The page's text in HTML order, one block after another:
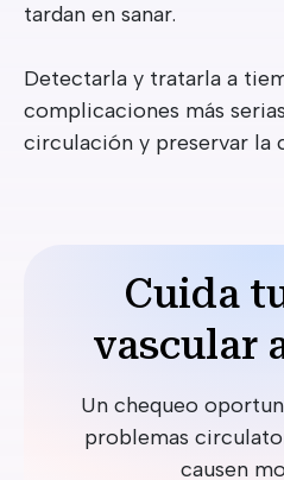
tardan en sanar.
Detectarla y tratarla a
complicaciones más
circulación y preservar la
Cuida
vascular
Un chequeo
problemas
causen